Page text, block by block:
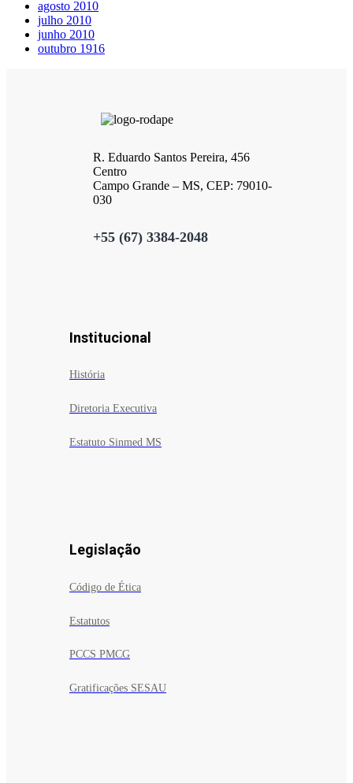
agosto 2010
julho 2010
junho 2010
outubro 1916
R. Eduardo Santos Pereira, 456
Centro
Campo Grande – MS, CEP: 79010-
030
+55 (67) 3384-2048
Institucional
História
Diretoria Executiva
Estatuto Sinmed MS
Legislação
Código de Ética
Estatutos
PCCS PMCG
Gratificações SESAU